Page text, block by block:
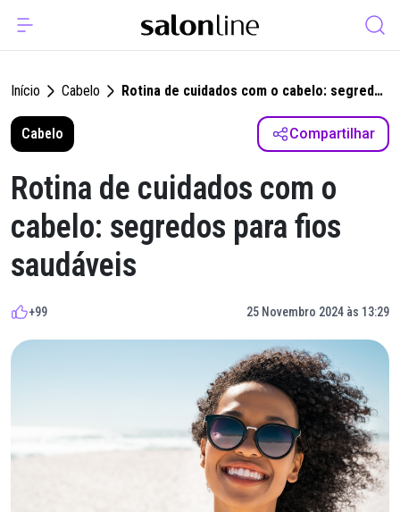
Início Cabelo
Rotina de cuidados com o cabelo: segredos
Cabelo
Compartilhar
Rotina de cuidados com o
cabelo: segredos para fios
saudáveis
+99 25 Novembro 2024 às 13:29